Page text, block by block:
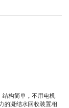
结构简单，不用电机
的凝结水回收装置相